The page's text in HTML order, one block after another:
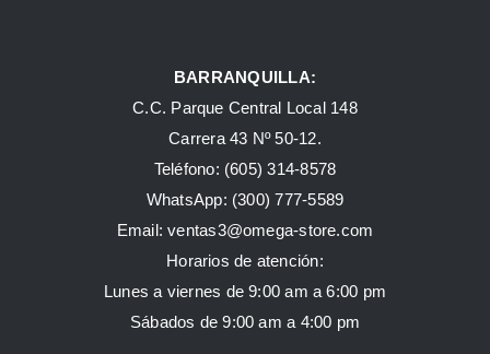
BARRANQUILLA:
C.C. Parque Central Local 148
Carrera 43 Nº 50-12.
Teléfono: (605) 314-8578
WhatsApp: (300) 777-5589
Email: ventas3@omega-store.com
Horarios de atención:
Lunes a viernes de 9:00 am a 6:00 pm
Sábados de 9:00 am a 4:00 pm